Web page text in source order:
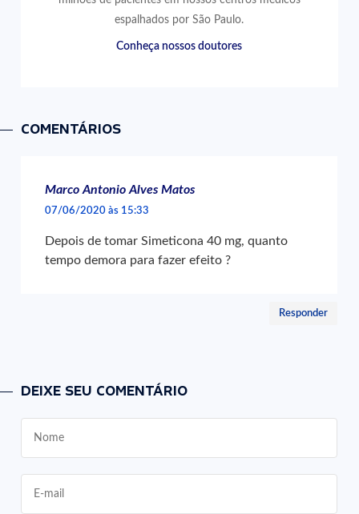
espalhados por São Paulo.
Conheça nossos doutores
COMENTÁRIOS
Marco Antonio Alves Matos
07/06/2020 às 15:33
Depois de tomar Simeticona 40 mg, quanto
tempo demora para fazer efeito ?
Responder
DEIXE SEU COMENTÁRIO